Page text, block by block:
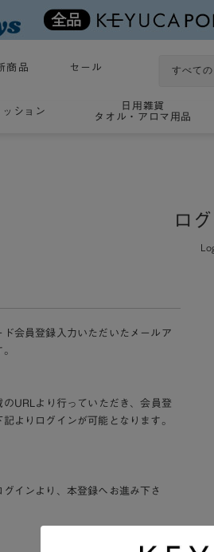
商品 セール
ッション
日用雑貨
タオル・アロマ用品
ロ
会員登録入力いただいたメールア
URLより行っていただき、会員登
よりログインが可能となります。
インより、本登録へお進み下さ